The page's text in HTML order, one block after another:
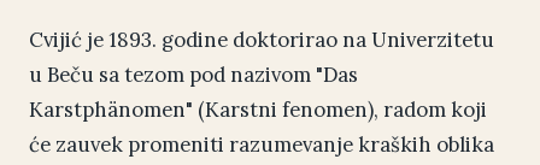
Cvijić je 1893. godine doktorirao na Univerzitetu
u Beču sa tezom pod nazivom "Das
Karstphänomen" (Karstni fenomen), radom koji
će zauvek promeniti razumevanje kraških oblika